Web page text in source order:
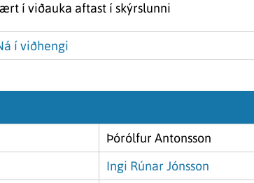
í viðauka aftast í skýrslunni
í viðhengi
Þórólfur Antonsson
Ingi Rúnar Jónsson